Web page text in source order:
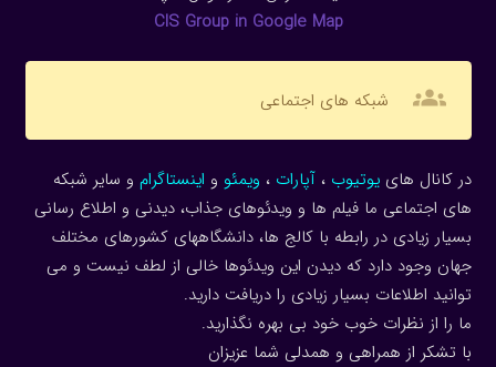
CIS Group in Google Map
groups شبکه های اجتماعی
در کانال هاییوتیوب ، آپارات ، ویمئو و اینستاگرام و سایر شبکه
های اجتماعی ما فیلم ها و ویدئوهای جذاب، دیدنی و اطلاع رسانی
بسیار زیادی در رابطه با کالج ها، دانشگاههای کشورهای مختلف
جهان وجود دارد که دیدن این ویدئوها خالی از لطف نیست و می
توانید اطلاعات بسیار زیادی را دریافت دارید.
ما را از نظرات خوب خود بی بهره نگذارید.
با تشکر از همراهی و همدلی شما عزیزان